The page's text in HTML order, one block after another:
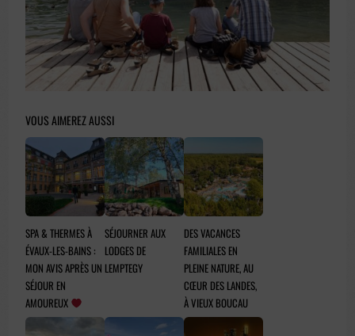
VOUS AIMEREZ AUSSI
SPA & THERMES À
ÉVAUX-LES-BAINS :
MON AVIS APRÈS UN
SÉJOUR EN
AMOUREUX
SÉJOURNER AUX
LODGES DE
LEMPTEGY
DES VACANCES
FAMILIALES EN
PLEINE NATURE, AU
CŒUR DES LANDES,
À VIEUX BOUCAU